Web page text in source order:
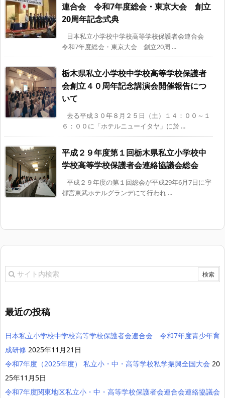
連合会 令和7年度総会・東京大会 創立
20周年記念式典
日本私立小学校中学校高等学校保護者会連合会
令和7年度総会・東京大会 創立20周 ...
栃木県私立小学校中学校高等学校保護者
会創立４０周年記念講演会開催報告につ
いて
去る平成３０年８月２５日（土）１４：００～１
６：００に「ホテルニューイタヤ」に於 ...
平成２９年度第１回栃木県私立小学校中
学校高等学校保護者会連絡協議会総会
平成２９年度の第１回総会が平成29年6月7日に宇
都宮東武ホテルグランデにて行われ ...
最近の投稿
日本私立小学校中学校高等学校保護者会連合会 令和7年度青少年育
成研修 2025年11月21日
令和7年度（2025年度） 私立小・中・高等学校私学振興全国大会 20
25年11月5日
令和7年度関東地区私立小・中・高等学校保護者会連合会連絡協議会